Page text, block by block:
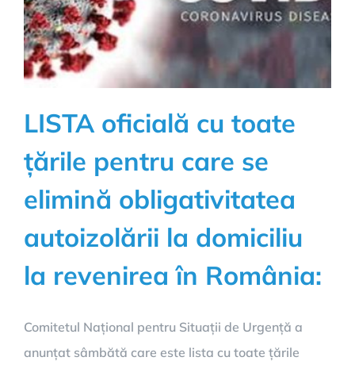
SUD
LISTA oficială cu toate
țările pentru care se
elimină obligativitatea
autoizolării la domiciliu
la revenirea în România:
Comitetul Național pentru Situații de Urgență a
anunțat sâmbătă care este lista cu toate țările